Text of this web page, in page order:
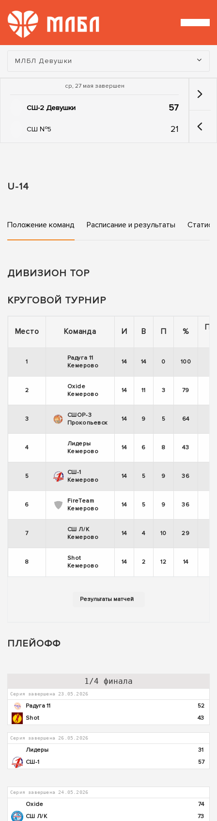
Турнир:
МЛБЛ Девушки
ср, 27 мая завершен
СШ-2 Девушки 57
СШ №5 21
U-14
Положение команд Расписание и результаты
ДИВИЗИОН TOP
КРУГОВОЙ ТУРНИР
Место Команда И В П %
1
Радуга 11
Кемерово
14 14 0 100
2
Oxide
Кемерово
14 11 3 79
3
СШОР-3
Прокопьевск
14 9 5 64
4
Лидеры
Кемерово
14 6 8 43
5
СШ-1
Кемерово
14 5 9 36
6
FireTeam
Кемерово
14 5 9 36
7
СШ Л/К
Кемерово
14 4 10 29
8
Shot
Кемерово
14 2 12 14
ПЛЕЙОФФ
1/4 финала
Серия завершена 23.05.2026
Радуга 11
52
Shot
43
Серия завершена 26.05.2026
Лидеры
31
СШ-1
57
Серия завершена 24.05.2026
Oxide
74
СШ Л/К
73